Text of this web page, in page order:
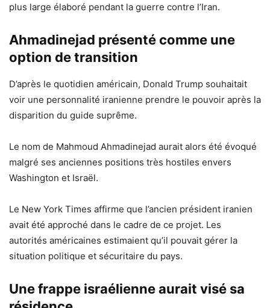
plus large élaboré pendant la guerre contre l’Iran.
Ahmadinejad présenté comme une
option de transition
D’après le quotidien américain, Donald Trump souhaitait
voir une personnalité iranienne prendre le pouvoir après la
disparition du guide suprême.
Le nom de Mahmoud Ahmadinejad aurait alors été évoqué
malgré ses anciennes positions très hostiles envers
Washington et Israël.
Le New York Times affirme que l’ancien président iranien
avait été approché dans le cadre de ce projet. Les
autorités américaines estimaient qu’il pouvait gérer la
situation politique et sécuritaire du pays.
Une frappe israélienne aurait visé sa